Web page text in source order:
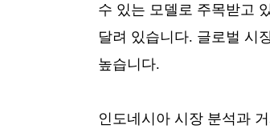
수 있는 모델로 주목받고
달려 있습니다. 글로벌 시
높습니다.
인도네시아 시장 분석과